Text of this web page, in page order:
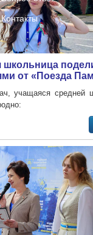
Контакты
школьница
от «Поезда
учащаяся